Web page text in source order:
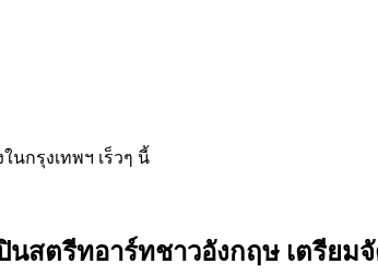
สตรีทอาร์ทชาวอังกฤษ เตรียม